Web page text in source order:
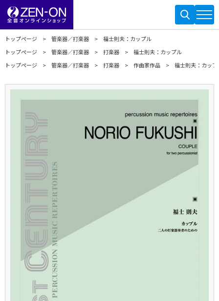
トップページ 管楽器／打楽器
福士則夫：カップル
トップページ
管楽器／打楽器 打楽器
福士則夫：カップル
トップページ
管楽器／打楽器 打楽器 作曲家作品 福士則夫：カップ